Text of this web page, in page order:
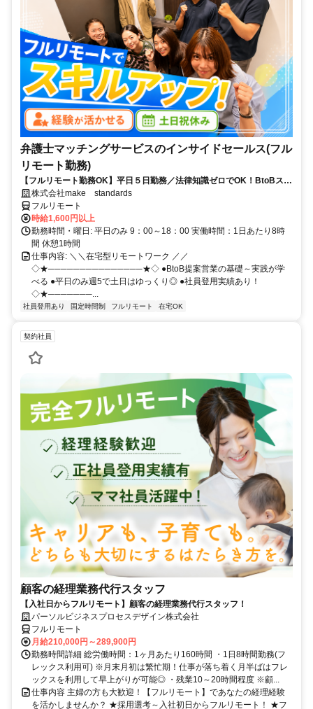
弁護士マッチングサービスのインサイドセールス(フル
リモート勤務)
【フルリモート勤務OK】平日５日勤務／法律知識ゼロでOK！BtoBスキ
ルが身につく営業職
株式会社make standards
フルリモート
時給1,600円以上
勤務時間・曜日: 平日のみ 9：00～18：00 実働時間：1日あたり8時
間 休憩1時間
仕事内容: ＼＼在宅型リモートワーク ／／
◇★───────────────★◇ ●BtoB提案営業の基礎～実践が学
べる ●平日のみ週5で土日はゆっくり◎ ●社員登用実績あり！
◇★───────...
社員登用あり 固定時間制 フルリモート 在宅OK
契約社員
顧客の経理業務代行スタッフ
【入社日からフルリモート】顧客の経理業務代行スタッフ！
パーソルビジネスプロセスデザイン株式会社
フルリモート
月給210,000円～289,900円
勤務時間詳細 総労働時間：1ヶ月あたり160時間 ・1日8時間勤務(フ
レックス利用可) ※月末月初は繁忙期！仕事が落ち着く月半ばはフレ
ックスを利用して早上がりが可能◎ ・残業10～20時間程度 ※顧...
仕事内容 主婦の方も大歓迎！【フルリモート】であなたの経理経験
を活かしませんか？ ★採用選考～入社初日からフルリモート！ ★フ